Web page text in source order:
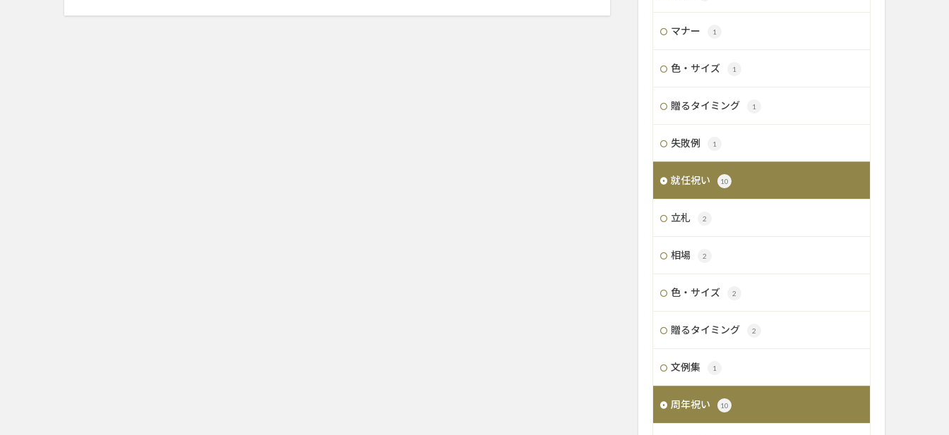
マナー 1
色・サイズ 1
贈るタイミング 1
失敗例 1
就任祝い 10
立札 2
相場 2
色・サイズ 2
贈るタイミング 2
文例集 1
周年祝い 10